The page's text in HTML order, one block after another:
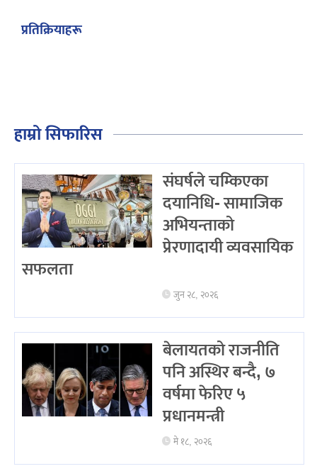
प्रतिक्रियाहरू
हाम्रो सिफारिस
संघर्षले चम्किएका
दयानिधि- सामाजिक
अभियन्ताको
प्रेरणादायी व्यवसायिक
सफलता
जुन २८, २०२६
बेलायतको राजनीति
पनि अस्थिर बन्दै, ७
वर्षमा फेरिए ५
प्रधानमन्त्री
मे १८, २०२६